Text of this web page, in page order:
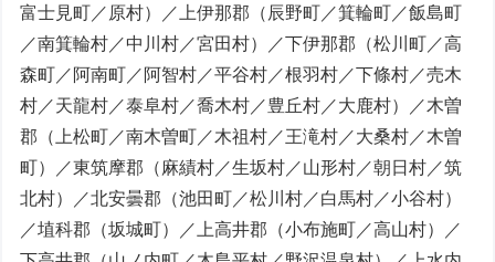
富士見町／原村）／上伊那郡（辰野町／箕輪町／飯島町
／南箕輪村／中川村／宮田村）／下伊那郡（松川町／高
森町／阿南町／阿智村／平谷村／根羽村／下條村／売木
村／天龍村／泰阜村／喬木村／豊丘村／大鹿村）／木曽
郡（上松町／南木曽町／木祖村／王滝村／大桑村／木曽
町）／東筑摩郡（麻績村／生坂村／山形村／朝日村／筑
北村）／北安曇郡（池田町／松川村／白馬村／小谷村）
／埴科郡（坂城町）／上高井郡（小布施町／高山村）／